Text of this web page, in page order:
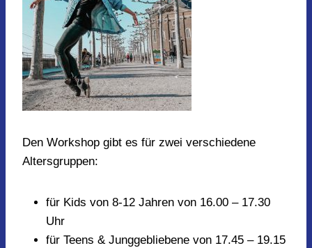
Den Workshop gibt es für zwei verschiedene
Altersgruppen:
für Kids von 8-12 Jahren von 16.00 – 17.30
Uhr
für Teens & Junggebliebene von 17.45 – 19.15